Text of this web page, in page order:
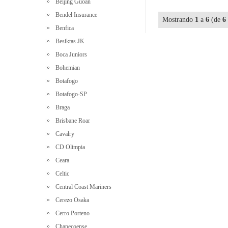
Beijing Guoan
Bendel Insurance
Benfica
Besiktas JK
Boca Juniors
Bohemian
Botafogo
Botafogo-SP
Braga
Brisbane Roar
Cavalry
CD Olimpia
Ceara
Celtic
Central Coast Mariners
Cerezo Osaka
Cerro Porteno
Chapecoense
Mostrando 1 a 6 (de 6